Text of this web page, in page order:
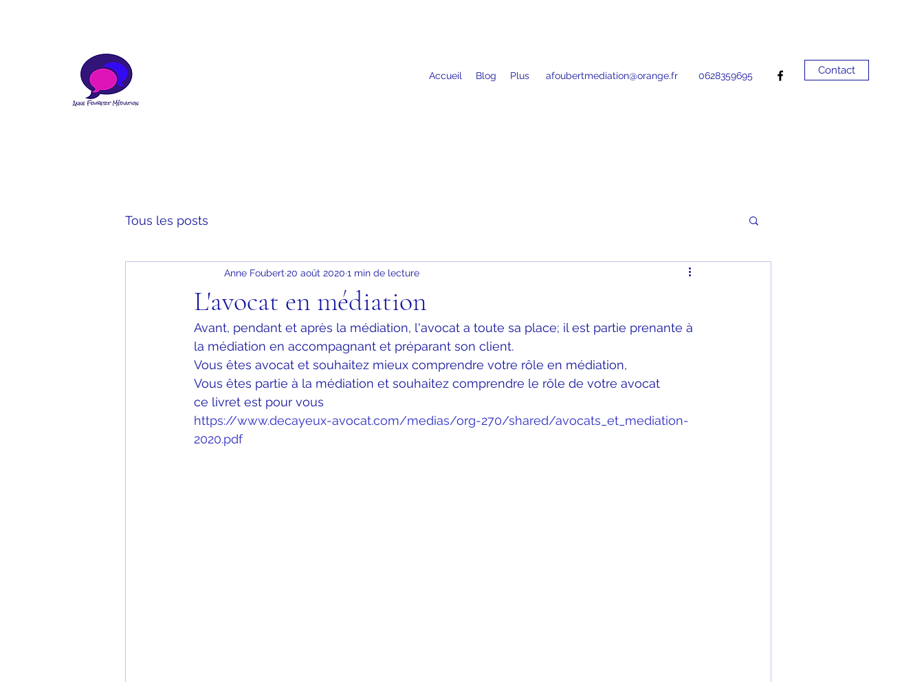
Accueil Blog Plus afoubertmediation@orange.fr 0628359695 Contact
Tous les posts
L'avocat en médiation
Anne Foubert 20 août 2020 1 min de lecture
Avant, pendant et après la médiation, l'avocat a toute sa place; il est partie prenante à
la médiation en accompagnant et préparant son client.
Vous êtes avocat et souhaitez mieux comprendre votre rôle en médiation,
Vous êtes partie à la médiation et souhaitez comprendre le rôle de votre avocat
ce livret est pour vous
https://www.decayeux-avocat.com/medias/org-270/shared/avocats_et_mediation-
2020.pdf